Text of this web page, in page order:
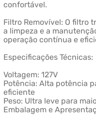
confortável.
Filtro Removível: O filtro
a limpeza e a
operação contínua e
Especificações Técnicas:
Voltagem: 127V
Potência: Alta potência
eficiente
Peso: Ultra leve para
Embalagem e